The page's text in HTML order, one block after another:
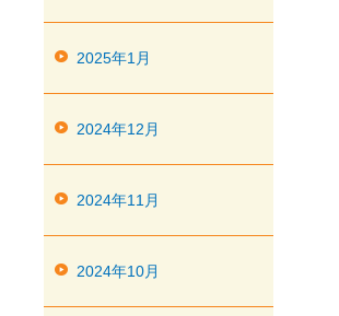
2025年1月
2024年12月
2024年11月
2024年10月